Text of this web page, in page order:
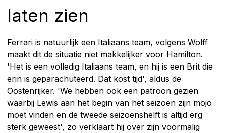
laten zien
Ferrari is natuurlijk een Italiaans team, volgens Wolff
maakt dit de situatie niet makkelijker voor Hamilton.
'Het is een volledig Italiaans team, en hij is een Brit die
erin is geparachuteerd. Dat kost tijd', aldus de
Oostenrijker. 'We hebben ook een patroon gezien
waarbij Lewis aan het begin van het seizoen zijn mojo
moet vinden en de tweede seizoenshelft is altijd erg
sterk geweest', zo verklaart hij over zijn voormalig